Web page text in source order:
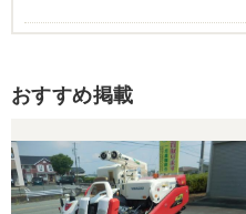
今回良い品を購入さ
す。また農機具購入
広島県／農家
おすすめ掲載